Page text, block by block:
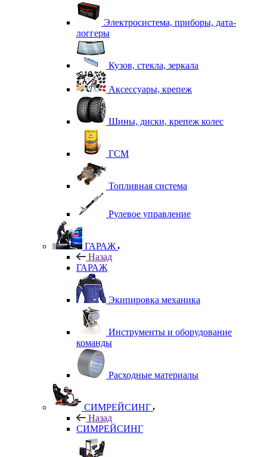
Электросистема, приборы, дата-
логгеры
Кузов, стекла, зеркала
Аксессуары, крепеж
Шины, диски, крепеж колес
ГСМ
Топливная система
Рулевое управление
ГАРАЖ
Назад
ГАРАЖ
Экипировка механика
Инструменты и оборудование
команды
Расходные материалы
СИМРЕЙСИНГ
Назад
СИМРЕЙСИНГ